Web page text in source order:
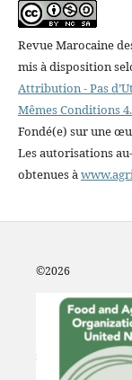
Revue Marocaine
mis à disposition
Attribution - Pas
Mêmes Conditions
Fondé(e) sur une
Les autorisations
obtenues à
©2026